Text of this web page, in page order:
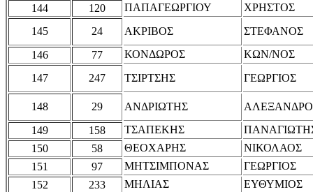
144
120 ΠΑΠΑΓΕΩΡΓΙΟΥ
ΧΡΗΣΤΟΣ
145
24 ΑΚΡΙΒΟΣ
ΣΤΕΦΑΝΟΣ
146
77 ΚΟΝΔΩΡΟΣ
ΚΩΝ/ΝΟΣ
147
247 ΤΣΙΡΤΣΗΣ ΓΕΩΡΓΙΟΣ
148 29 ΑΝΔΡΙΩΤΗΣ
149
158 ΤΣΑΠΕΚΗΣ
150
58 ΘΕΟΧΑΡΗΣ
ΝΙΚΟΛΑΟΣ
151
97 ΜΗΤΣΙΜΠΟΝΑΣ
ΓΕΩΡΓΙΟΣ
152
233 ΜΗΛΙΑΣ
ΕΥΘΥΜΙΟΣ